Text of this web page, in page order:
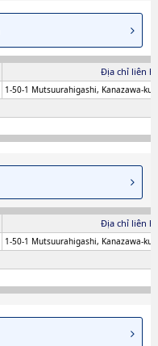
Địa chỉ liên
1-50-1 Mutsuurahigashi, Kanazawa-
Địa chỉ liên
1-50-1 Mutsuurahigashi, Kanazawa-